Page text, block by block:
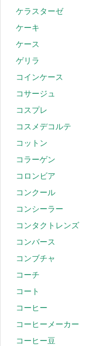
ケラスターゼ
ケーキ
ケース
ゲリラ
コインケース
コサージュ
コスプレ
コスメデコルテ
コットン
コラーゲン
コロンビア
コンクール
コンシーラー
コンタクトレンズ
コンバース
コンブチャ
コーチ
コート
コーヒー
コーヒーメーカー
コーヒー豆